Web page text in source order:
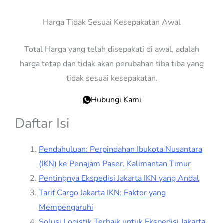
Harga Tidak Sesuai Kesepakatan Awal
Total Harga yang telah disepakati di awal, adalah
harga tetap dan tidak akan perubahan tiba tiba yang
tidak sesuai kesepakatan.
Hubungi Kami
Daftar Isi
Pendahuluan: Perpindahan Ibukota Nusantara
(IKN) ke Penajam Paser, Kalimantan Timur
Pentingnya Ekspedisi Jakarta IKN yang Andal
Tarif Cargo Jakarta IKN: Faktor yang
Mempengaruhi